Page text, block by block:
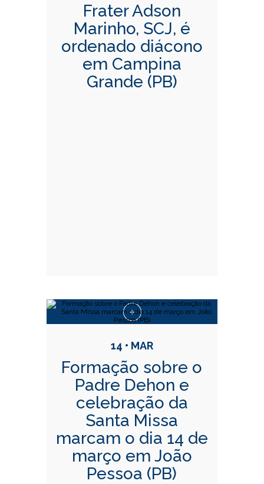
Frater Adson
Marinho, SCJ, é
ordenado diácono
em Campina
Grande (PB)
14 • MAR
Formação sobre o
Padre Dehon e
celebração da
Santa Missa
marcam o dia 14 de
março em João
Pessoa (PB)